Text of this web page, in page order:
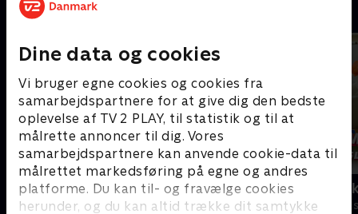
Dine data og cookies
Vi bruger egne cookies og cookies fra
samarbejdspartnere for at give dig den bedste
oplevelse af TV 2 PLAY, til statistik og til at
målrette annoncer til dig. Vores
samarbejdspartnere kan anvende cookie-data til
målrettet markedsføring på egne og andres
platforme. Du kan til- og fravælge cookies
herunder, og du kan altid trække dit samtykke
Andre så også
F for får
Børneserier • 5 sæsoner Børneserier • 1